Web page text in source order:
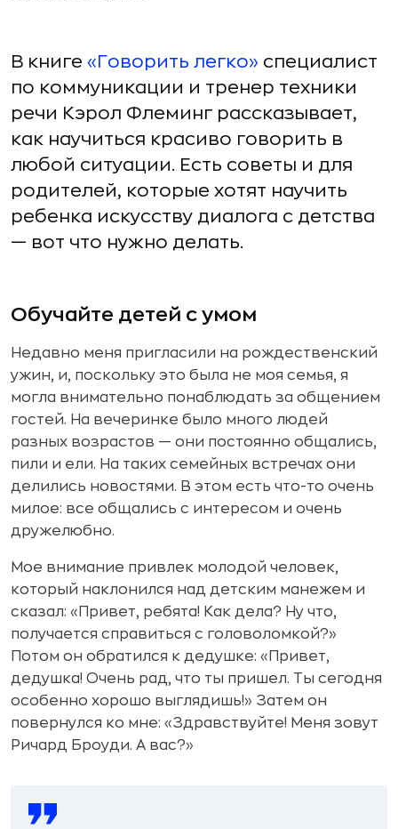
В книге «Говорить легко» специалист
по коммуникации и тренер техники
речи Кэрол Флеминг рассказывает,
как научиться красиво говорить в
любой ситуации. Есть советы и для
родителей, которые хотят научить
ребенка искусству диалога с детства
— вот что нужно делать.
Обучайте детей с умом
Недавно меня пригласили на рождественский
ужин, и, поскольку это была не моя семья, я
могла внимательно понаблюдать за общением
гостей. На вечеринке было много людей
разных возрастов — они постоянно общались,
пили и ели. На таких семейных встречах они
делились новостями. В этом есть что-то очень
милое: все общались с интересом и очень
дружелюбно.
Мое внимание привлек молодой человек,
который наклонился над детским манежем и
сказал: «Привет, ребята! Как дела? Ну что,
получается справиться с головоломкой?»
Потом он обратился к дедушке: «Привет,
дедушка! Очень рад, что ты пришел. Ты сегодня
особенно хорошо выглядишь!» Затем он
повернулся ко мне: «Здравствуйте! Меня зовут
Ричард Броуди. А вас?»